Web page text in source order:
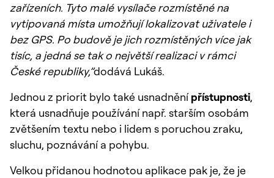
zařízeních. Tyto malé vysílače rozmístěné na
vytipovaná místa umožňují lokalizovat uživatele i
bez GPS. Po budově je jich rozmístěných více jak
tisíc, a jedná se tak o největší realizaci v rámci
České republiky,”dodává Lukáš.
Jednou z priorit bylo také usnadněnípřístupnosti,
která usnadňuje používání např. starším osobám
zvětšením textu nebo i lidem s poruchou zraku,
sluchu, poznávání a pohybu.
Velkou přidanou hodnotou aplikace pak je, že je